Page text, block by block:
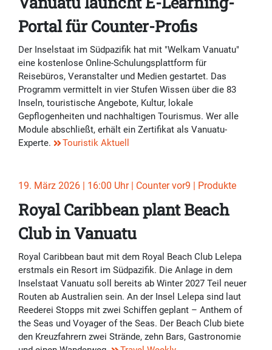
Portal für Counter-Profis
Der Inselstaat im Südpazifik hat mit "Welkam Vanuatu"
eine kostenlose Online-Schulungsplattform für
Reisebüros, Veranstalter und Medien gestartet. Das
Programm vermittelt in vier Stufen Wissen über die 83
Inseln, touristische Angebote, Kultur, lokale
Gepflogenheiten und nachhaltigen Tourismus. Wer alle
Module abschließt, erhält ein Zertifikat als Vanuatu-
Experte.
Touristik Aktuell
19. März 2026 | 16:00 Uhr | Counter vor9 | Produkte
Royal Caribbean plant Beach
Club in Vanuatu
Royal Caribbean baut mit dem Royal Beach Club Lelepa
erstmals ein Resort im Südpazifik. Die Anlage in dem
Inselstaat Vanuatu soll bereits ab Winter 2027 Teil neuer
Routen ab Australien sein. An der Insel Lelepa sind laut
Reederei Stopps mit zwei Schiffen geplant – Anthem of
the Seas und Voyager of the Seas. Der Beach Club biete
den Kreuzfahrern zwei Strände, zehn Bars, Gastronomie